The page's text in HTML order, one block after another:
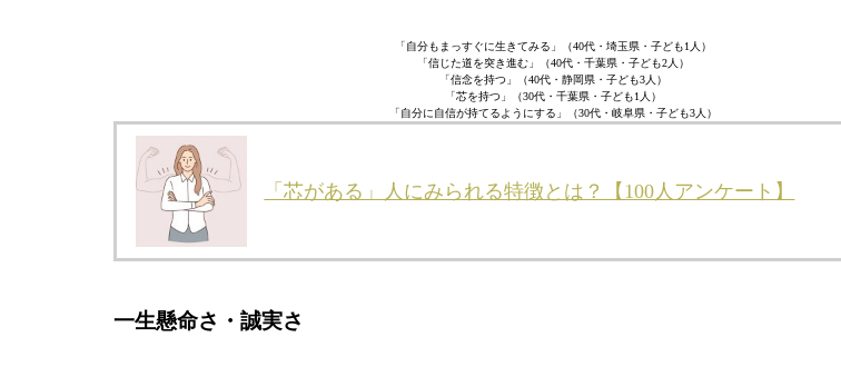
「自分もまっすぐに生きてみる」（40代・埼玉県・子ども1人）
「信じた道を突き進む」（40代・千葉県・子ども2人）
「信念を持つ」（40代・静岡県・子ども3人）
「芯を持つ」（30代・千葉県・子ども1人）
「自分に自信が持てるようにする」（30代・岐阜県・子ども3人）
「芯がある」人にみられる特徴とは？【100人アンケート】
一生懸命さ・誠実さ